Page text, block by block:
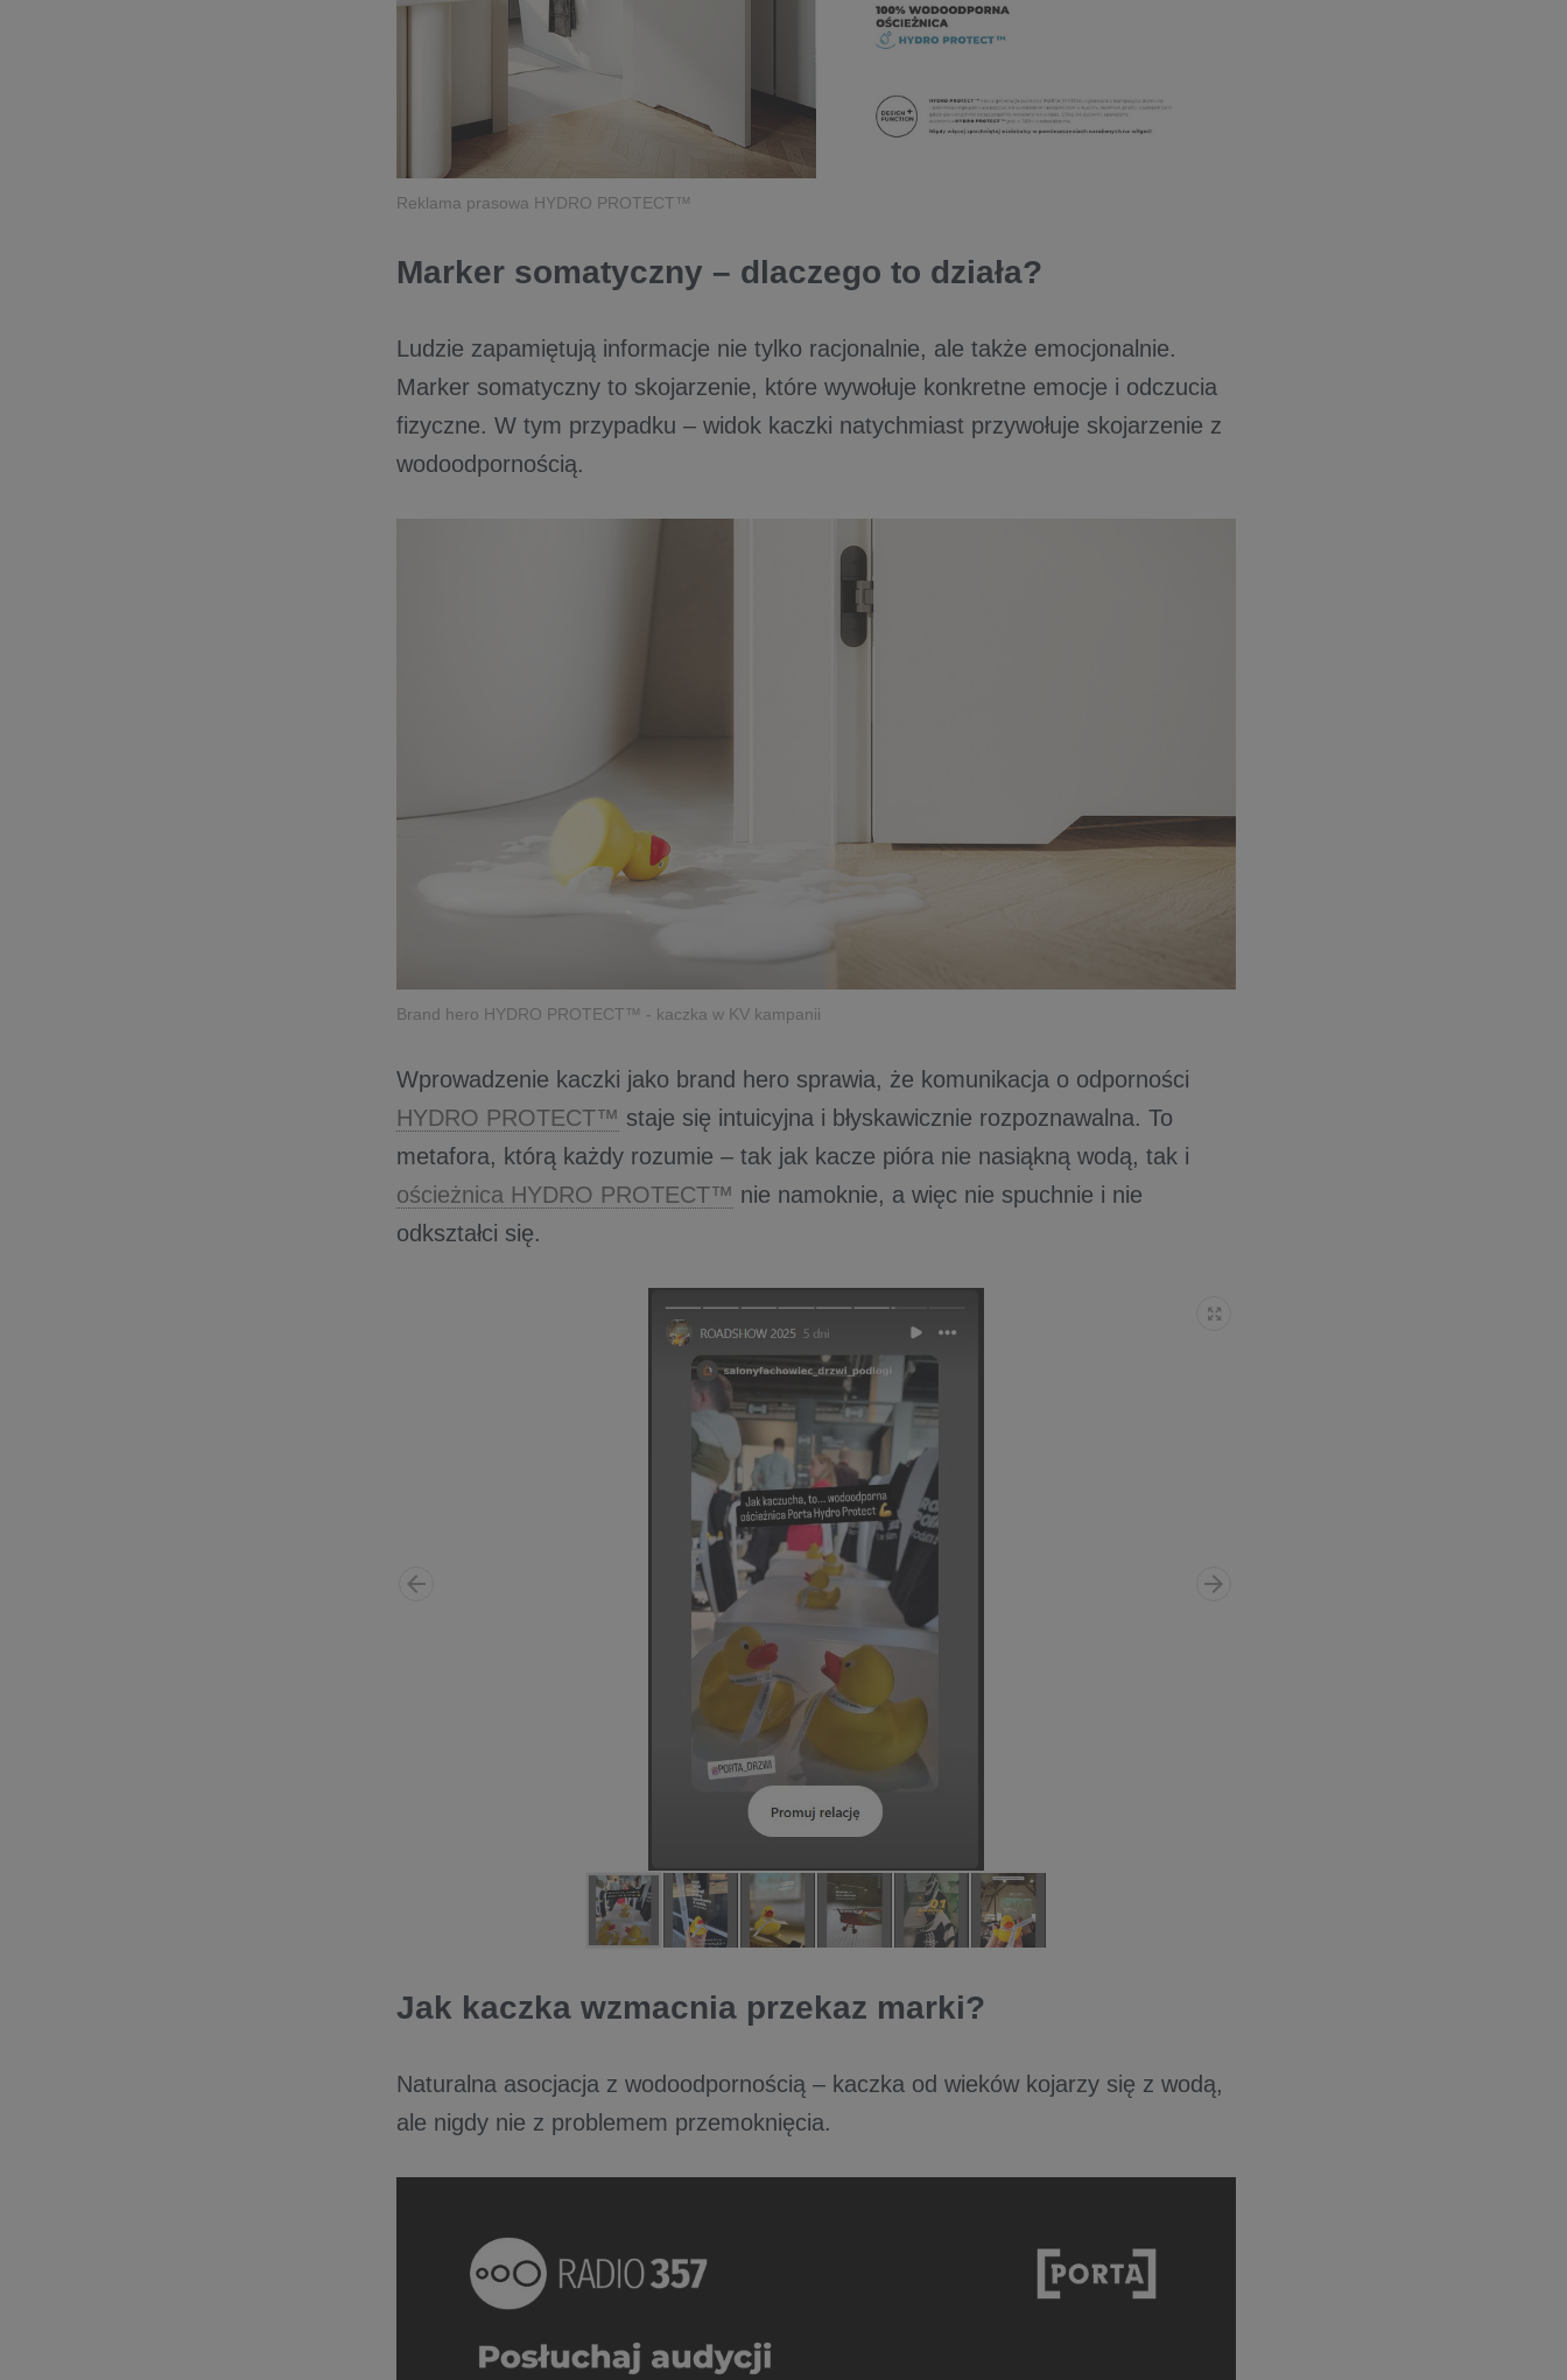
Reklama prasowa HYDRO PROTECT™
Marker somatyczny – dlaczego to działa?
Ludzie zapamiętują informacje nie tylko racjonalnie, ale także emocjonalnie.
Marker somatyczny to skojarzenie, które wywołuje konkretne emocje i odczucia
fizyczne. W tym przypadku – widok kaczki natychmiast przywołuje skojarzenie z
wodoodpornością.
Brand hero HYDRO PROTECT™ - kaczka w KV kampanii
Wprowadzenie kaczki jako brand hero sprawia, że komunikacja o odporności
HYDRO PROTECT™ staje się intuicyjna i błyskawicznie rozpoznawalna. To
metafora, którą każdy rozumie – tak jak kacze pióra nie nasiąkną wodą, tak i
ościeżnica HYDRO PROTECT™ nie namoknie, a więc nie spuchnie i nie
odkształci się.
Jak kaczka wzmacnia przekaz marki?
Naturalna asocjacja z wodoodpornością – kaczka od wieków kojarzy się z wodą,
ale nigdy nie z problemem przemoknięcia.